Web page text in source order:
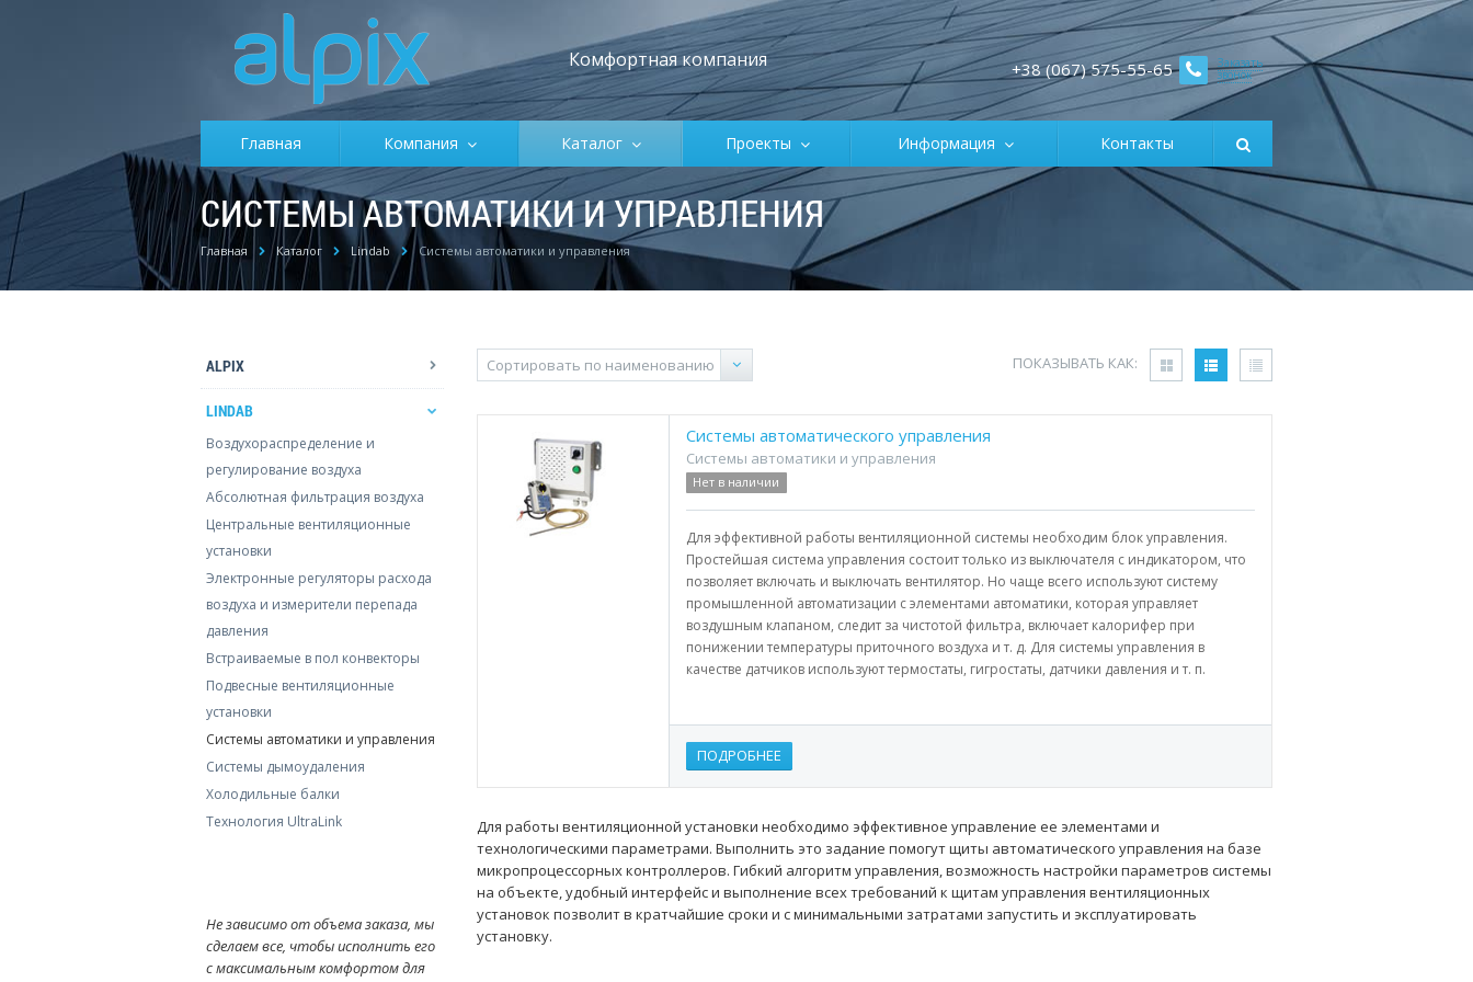
Комфортная компания Заказать
звонок
+38 (067) 575-55-65
Главная Компания Каталог Проекты Информация Контакты
СИСТЕМЫ АВТОМАТИКИ И УПРАВЛЕНИЯ
Главная Каталог Lindab Системы автоматики и управления
ALPIX
LINDAB
Воздухораспределение и
регулирование воздуха
Абсолютная фильтрация воздуха
Центральные вентиляционные
установки
Электронные регуляторы расхода
воздуха и измерители перепада
давления
Встраиваемые в пол конвекторы
Подвесные вентиляционные
установки
Системы автоматики и управления
Системы дымоудаления
Холодильные балки
Технология UltraLink
Не зависимо от объема заказа, мы
сделаем все, чтобы исполнить его
с максимальным комфортом для
ПОКАЗЫВАТЬ КАК:
Системы автоматического управления
Системы автоматики и управления
Нет в наличии
Для эффективной работы вентиляционной системы необходим блок управления.
Простейшая система управления состоит только из выключателя с индикатором, что
позволяет включать и выключать вентилятор. Но чаще всего используют систему
промышленной автоматизации с элементами автоматики, которая управляет
воздушным клапаном, следит за чистотой фильтра, включает калорифер при
понижении температуры приточного воздуха и т. д. Для системы управления в
качестве датчиков используют термостаты, гигростаты, датчики давления и т. п.
ПОДРОБНЕЕ
Для работы вентиляционной установки необходимо эффективное управление ее элементами и
технологическими параметрами. Выполнить это задание помогут щиты автоматического управления на базе
микропроцессорных контроллеров. Гибкий алгоритм управления, возможность настройки параметров системы
на объекте, удобный интерфейс и выполнение всех требований к щитам управления вентиляционных
установок позволит в кратчайшие сроки и с минимальными затратами запустить и эксплуатировать
установку.